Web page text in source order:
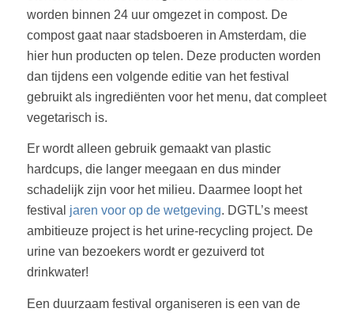
worden binnen 24 uur omgezet in compost. De
compost gaat naar stadsboeren in Amsterdam, die
hier hun producten op telen. Deze producten worden
dan tijdens een volgende editie van het festival
gebruikt als ingrediënten voor het menu, dat compleet
vegetarisch is.
Er wordt alleen gebruik gemaakt van plastic
hardcups, die langer meegaan en dus minder
schadelijk zijn voor het milieu. Daarmee loopt het
festival jaren voor op de wetgeving. DGTL’s meest
ambitieuze project is het urine-recycling project. De
urine van bezoekers wordt er gezuiverd tot
drinkwater!
Een duurzaam festival organiseren is een van de